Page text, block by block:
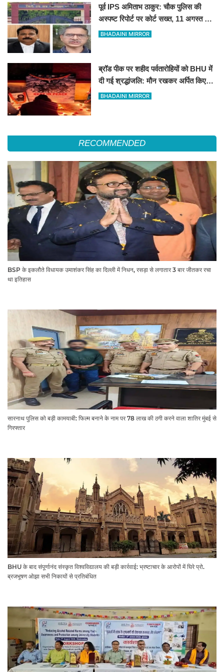
पूर्व IPS अमिताभ ठाकुर: चौक पुलिस की
अस्पष्ट रिपोर्ट पर कोर्ट सख्त, 11 अगस्त को
मांगी स्पष्ट जांच आख्या
BHADAINI MIRROR
ब्रॉड पीक पर शहीद पर्वतारोहियों को BHU में
दी गई श्रद्धांजलि: मौन रखकर अर्पित किए
पुष्प
BHADAINI MIRROR
RECOMMENDED
BSP के इकलौते विधायक उमाशंकर सिंह का दिल्ली में निधन, रसड़ा से लगातार 3 बार जीतकर रचा
था इतिहास
सारनाथ पुलिस को बड़ी कामयाबी: फिल्म बनाने के नाम पर 78 लाख की ठगी करने वाला शातिर मुंबई से
गिरफ्तार
BHU के बाद संपूर्णानंद संस्कृत विश्वविद्यालय की बड़ी कार्रवाई: भ्रष्टाचार के आरोपों में घिरे प्रो.
ब्रजभूषण ओझा सभी निकायों से प्रतिबंधित